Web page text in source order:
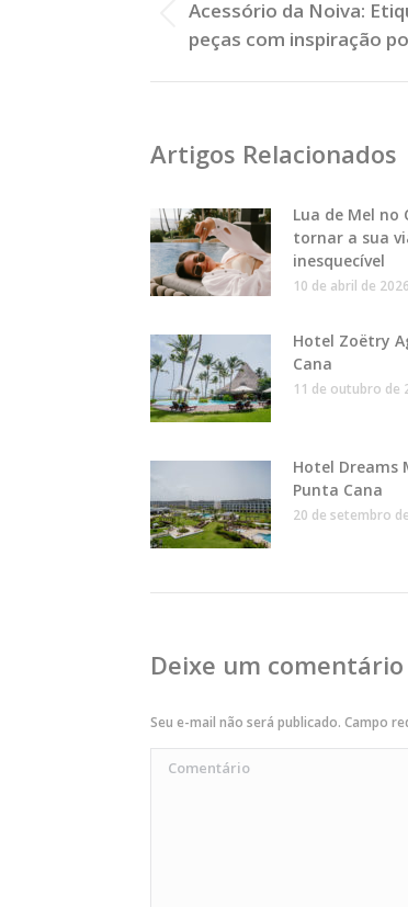
Posts
Post
Anterior:
Acessório da Noiva:
peças com inspiração
Artigos Relacionados
Lua de Mel no
tornar a sua
inesquecível
10 de abril de 2026
Hotel Zoëtry
Cana
11 de outubro de
Hotel Dreams
Punta Cana
20 de setembro
Deixe um comentário
Seu e-mail não será publicado. Campo
Comentário